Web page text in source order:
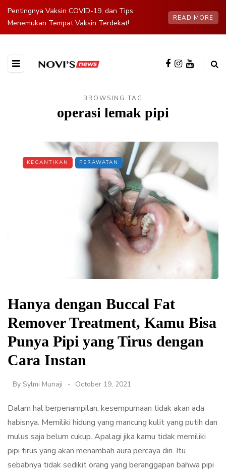
Pentingnya Vaksin COVID-19, dan Tips
Menemukan Tempat Vaksin Terdekat!
READ MORE
BROWSING TAG
operasi lemak pipi
KECANTIKAN PERAWATAN
Hanya dengan Buccal Fat
Remover Treatment, Kamu Bisa
Punya Pipi yang Tirus dengan
Cara Instan
By Sylmi Munaji October 19, 2021
Dalam hal berpenampilan, kesempurnaan tidak akan ada
habisnya. Memiliki hidung yang mancung kulit yang putih dan
mulus saja belum cukup. Apalagi jika kamu tidak memiliki
pipi tirus yang akan menambah aura percaya diri. Itu
sebabnya tidak sedikit orang yang beranggapan bahwa pipi